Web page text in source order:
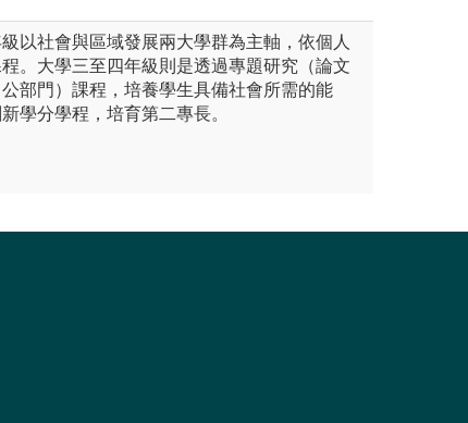
以社會與區域發展兩大學群為主軸，依個人
。大學三至四年級則是透過專題研究（論文
部門）課程，培養學生具備社會所需的能
學分學程，培育第二專長。